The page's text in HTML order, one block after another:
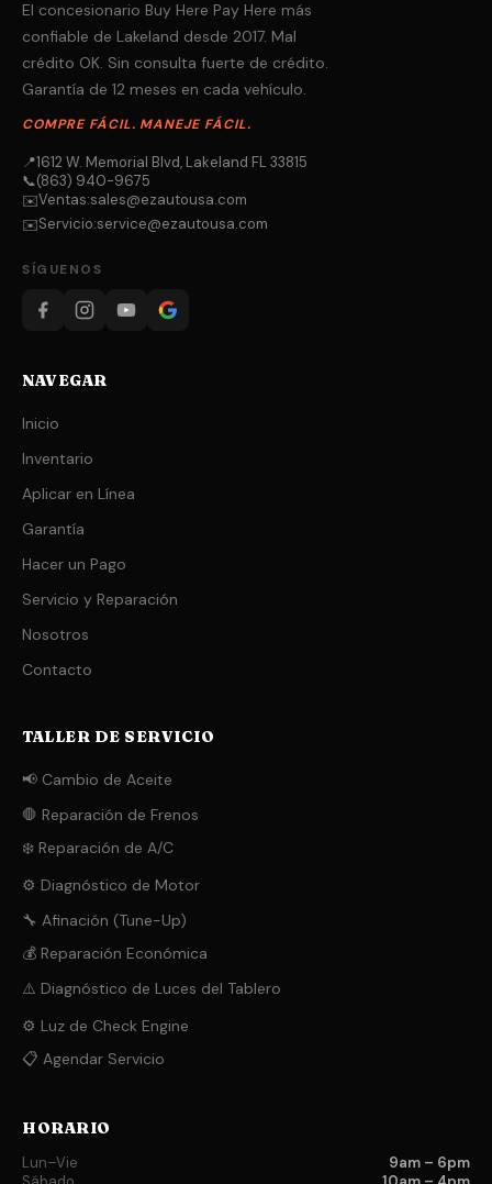
El concesionario Buy Here Pay Here más
confiable de Lakeland desde 2017. Mal
crédito OK. Sin consulta fuerte de crédito.
Garantía de 12 meses en cada vehículo.
COMPRE FÁCIL. MANEJE FÁCIL.
📍1612 W. Memorial Blvd, Lakeland FL 33815
📞(863) 940-9675
✉️Ventas:sales@ezautousa.com
✉️Servicio:service@ezautousa.com
SÍGUENOS
NAVEGAR
Inicio
Inventario
Aplicar en Línea
Garantía
Hacer un Pago
Servicio y Reparación
Nosotros
Contacto
TALLER DE SERVICIO
📢 Cambio de Aceite
🛑 Reparación de Frenos
❄️ Reparación de A/C
⚙️ Diagnóstico de Motor
🔧 Afinación (Tune-Up)
💰 Reparación Económica
⚠️ Diagnóstico de Luces del Tablero
⚙️ Luz de Check Engine
📋 Agendar Servicio
HORARIO
Lun–Vie
9am – 6pm